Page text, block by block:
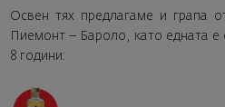
Освен тях предлагаме и грапа
Пиемонт – Бароло, като едната
8 години: